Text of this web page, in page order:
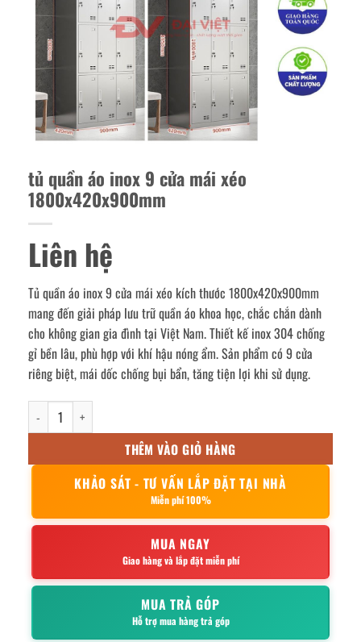
tủ quần áo inox 9 cửa mái xéo
1800x420x900mm
Liên hệ
Tủ quần áo inox 9 cửa mái xéo kích thước 1800x420x900mm
mang đến giải pháp lưu trữ quần áo khoa học, chắc chắn dành
cho không gian gia đình tại Việt Nam. Thiết kế inox 304 chống
gỉ bền lâu, phù hợp với khí hậu nóng ẩm. Sản phẩm có 9 cửa
riêng biệt, mái dốc chống bụi bẩn, tăng tiện lợi khi sử dụng.
tủ quần áo inox 9 cửa mái xéo 1800x420x900mm số lượng
THÊM VÀO GIỎ HÀNG
KHẢO SÁT - TƯ VẤN LẮP ĐẶT TẠI NHÀ
Miễn phí 100%
MUA NGAY
Giao hàng và lắp đặt miễn phí
MUA TRẢ GÓP
Hỗ trợ mua hàng trả góp